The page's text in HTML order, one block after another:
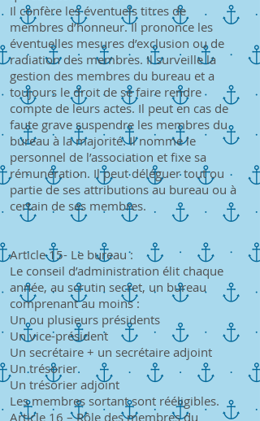
Il confère les éventuels titres de
membres d’honneur. Il prononce les
éventuelles mesures d’exclusion ou de
radiation des membres. Il surveille la
gestion des membres du bureau et a
toujours le droit de se faire rendre
compte de leurs actes. Il peut en cas de
faute grave suspendre les membres du
bureau à la majorité. Il nomme le
personnel de l’association et fixe sa
rémunération. Il peut déléguer tout ou
partie de ses attributions au bureau ou à
certain de ses membres.
Article 15- Le bureau :
Le conseil d’administration élit chaque
année, au scrutin secret, un bureau
comprenant au moins :
Un ou plusieurs présidents
Un vice-président
Un secrétaire + un secrétaire adjoint
Un trésorier
Un trésorier adjoint
Les membres sortant sont rééligibles.
Article 16 – Rôle des membres du